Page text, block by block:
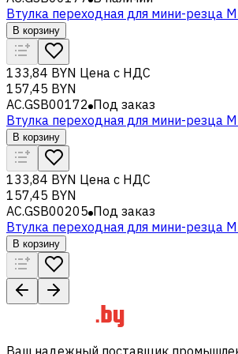
Втулка переходная для мини-резца
В корзину
133,84 BYN Цена с НДС
157,45 BYN
AC.GSB00172 Под заказ
Втулка переходная для мини-резца
В корзину
133,84 BYN Цена с НДС
157,45 BYN
AC.GSB00205 Под заказ
Втулка переходная для мини-резца
В корзину
Ваш надежный поставщик